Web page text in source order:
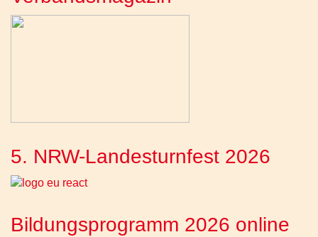
5. NRW-Landesturnfest 2026
Bildungsprogramm 2026 online